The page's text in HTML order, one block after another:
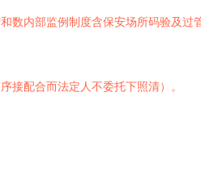
数内部监例制度含保安场所码验及
接配合而法定人不委托下照清）。